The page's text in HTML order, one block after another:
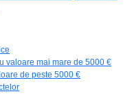
valoare mai mare de 5000 €
de peste 5000 €